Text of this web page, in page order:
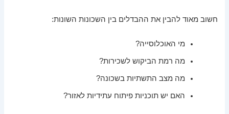
חשוב מאוד להבין את ההבדלים בין השכונות השונות:
מי האוכלוסייה?
מה רמת הביקוש לשכירות?
מה מצב התשתיות בשכונה?
האם יש תוכניות פיתוח עתידיות לאזור?